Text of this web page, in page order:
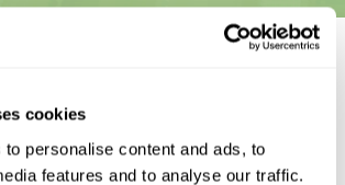
cookies
personalise content and ads, to
features and to analyse our traffic.
Studies of interference in serial verbal
experimental psychology, 18(6), 643